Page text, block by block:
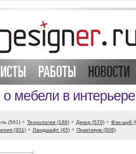
РАБОТЫ НОВОСТИ
о мебели в интерьере
(561) • Технологии (186) • Декор (570) • Фэн-шуй
(301) • Ландшафт (45) • Практикум (308)